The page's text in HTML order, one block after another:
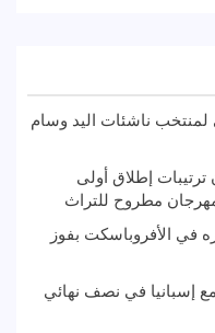
ناشئات اليد وسام
إطلاق أولى
مطروح للتراث
في الأفروباسكت بفوز
إسبانيا في نصف نهائي